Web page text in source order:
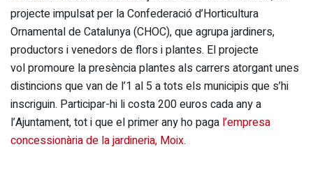
projecte impulsat per la Confederació d’Horticultura
Ornamental de Catalunya (CHOC), que agrupa jardiners,
productors i venedors de flors i plantes. El projecte
vol promoure la presència plantes als carrers atorgant unes
distincions que van de l’1 al 5 a tots els municipis que s’hi
inscriguin. Participar-hi li costa 200 euros cada any a
l’Ajuntament, tot i que el primer any ho paga l’empresa
concessionària de la jardineria, Moix.